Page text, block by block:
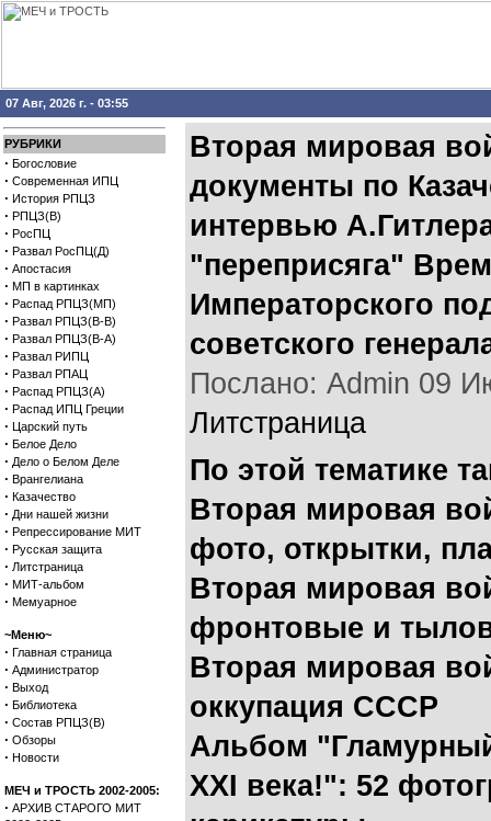
07 Авг, 2026 г. - 03:55
РУБРИКИ
· Богословие
· Современная ИПЦ
· История РПЦЗ
· РПЦЗ(В)
· РосПЦ
· Развал РосПЦ(Д)
· Апостасия
· МП в картинках
· Распад РПЦЗ(МП)
· Развал РПЦЗ(В-В)
· Развал РПЦЗ(В-А)
· Развал РИПЦ
· Развал РПАЦ
· Распад РПЦЗ(А)
· Распад ИПЦ Греции
· Царский путь
· Белое Дело
· Дело о Белом Деле
· Врангелиана
· Казачество
· Дни нашей жизни
· Репрессирование МИТ
· Русская защита
· Литстраница
· МИТ-альбом
· Мемуарное
~Меню~
· Главная страница
· Администратор
· Выход
· Библиотека
· Состав РПЦЗ(В)
· Обзоры
· Новости
МЕЧ и ТРОСТЬ 2002-2005:
· АРХИВ СТАРОГО МИТ
Вторая мировая
документы по
интервью
"переприсяга"
Императорского
советского
Послано: Admin 09
Литстраница
По этой тематике
Вторая мировая
фото, открытки,
Вторая мировая
фронтовые и
Вторая мировая
оккупация СССР
Альбом
XXI века!": 52